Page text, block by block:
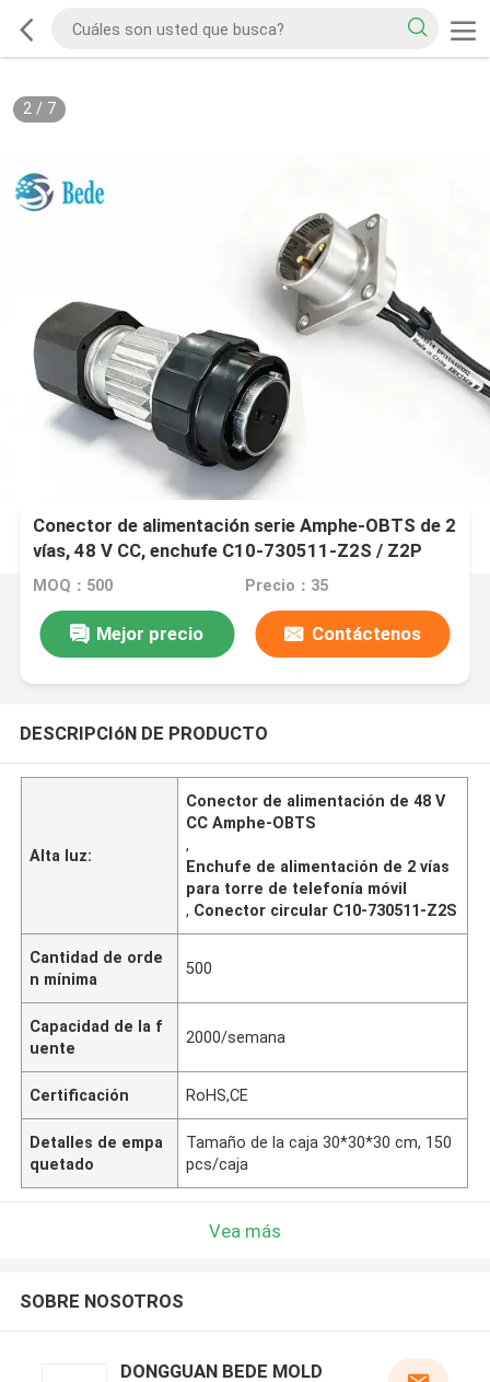
2/ 7
Conector de alimentación serie Amphe-OBTS de 2
vías, 48 V CC, enchufe C10-730511-Z2S / Z2P
para torre de telefonía móvil
MOQ：500 Precio：35
Mejor precio Contáctenos
DESCRIPCIóN DE PRODUCTO
Alta luz:
Conector de alimentación de 48 V
CC Amphe-OBTS
,
Enchufe de alimentación de 2 vías
para torre de telefonía móvil
, Conector circular C10-730511-Z2S
Cantidad de orde
n mínima
500
Capacidad de la f
uente
2000/semana
Certificación RoHS,CE
Detalles de empa
quetado
Tamaño de la caja 30*30*30 cm, 150
pcs/caja
Vea más
SOBRE NOSOTROS
DONGGUAN BEDE MOLD